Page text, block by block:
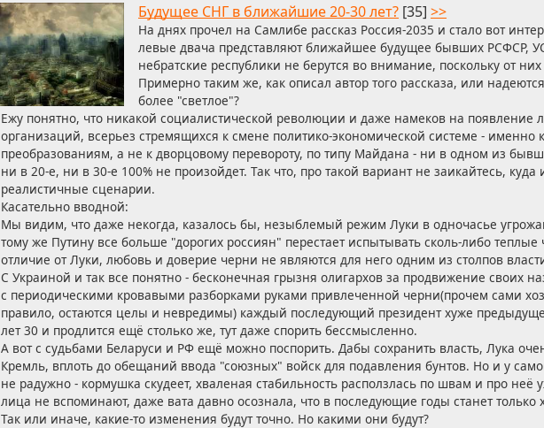
Будущее СНГ в ближайшие 20-30 лет? [35] >>
На днях прочел на Самлибе рассказ Россия-2035 и стало вот
левые двача представляют ближайшее будущее бывших РСФСР,
небратские республики не берутся во внимание, поскольку от
Примерно таким же, как описал автор того рассказа, или
более "светлое"?
Ежу понятно, что никакой социалистической революции и даже намеков на появление
организаций, всерьез стремящихся к смене политико-экономической системе - именно
преобразованиям, а не к дворцовому перевороту, по типу Майдана - ни в одном из
ни в 20-е, ни в 30-е 100% не произойдет. Так что, про такой вариант не заикайтесь,
реалистичные сценарии.
Касательно вводной:
Мы видим, что даже некогда, казалось бы, незыблемый режим Луки в одночасье
тому же Путину все больше "дорогих россиян" перестает испытывать сколь-либо теплые
отличие от Луки, любовь и доверие черни не являются для него одним из столпов
С Украиной и так все понятно - бесконечная грызня олигархов за продвижение своих
с периодическими кровавыми разборками руками привлеченной черни(прочем сами
правило, остаются целы и невредимы) каждый последующий президент хуже
лет 30 и продлится ещё столько же, тут даже спорить бессмысленно.
А вот с судьбами Беларуси и РФ ещё можно поспорить. Дабы сохранить власть, Лука
Кремль, вплоть до обещаний ввода "союзных" войск для подавления бунтов. Но и у
не радужно - кормушка скудеет, хваленая стабильность расползлась по швам и про
лица не вспоминают, даже вата давно осознала, что в последующие годы станет только
Так или иначе, какие-то изменения будут точно. Но какими они будут?